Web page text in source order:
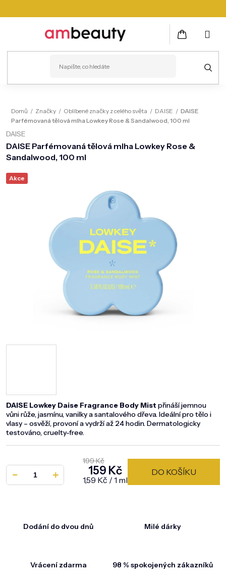
na
NÁKUPNÍ
KOŠÍK
VLASY
ZDRAVÍ
DOMÁCNOST
Domů / Značky / Oblíbené značky z celého světa / DAISE / DAISE
Parfémovaná tělová mlha Lowkey Rose & Sandalwood, 100 ml
DAISE Lowkey Daise Fragrance Body Mist přináší jemnou
vůni růže, jasmínu, vanilky a santalového dřeva. Ideální pro tělo i
vlasy – osvěží, provoní a vydrží až 24 hodin. Dermatologicky
testováno, cruelty-free.
199 Kč
159 Kč
Měrná cena:
1,59 Kč / 1 ml
DO KOŠÍKU
DAISE Parfémovaná tělová mlha Lowkey Rose &
Sandalwood, 100 ml
DAISE
Akce
Dodání do dvou dnů Milé dárky
Vrácení zdarma 98 % spokojených zákazníků